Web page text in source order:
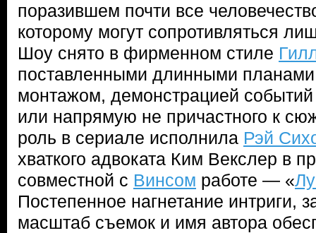
поразившем почти все
которому могут сопротивляться
Шоу снято в фирменном стиле
поставленными длинными
монтажом, демонстрацией
или напрямую не причастного к
роль в сериале исполнила Рэй
хваткого адвоката Ким Векслер в
совместной с Винсом работе — «
Постепенное нагнетание интриги,
масштаб съемок и имя автора